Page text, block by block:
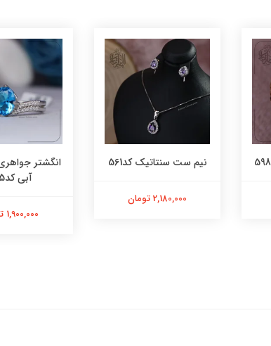
نیم ست سنتاتیک کد561
2,180,000 تومان
انگشتر
آبی کد565
1,900,000 تومان